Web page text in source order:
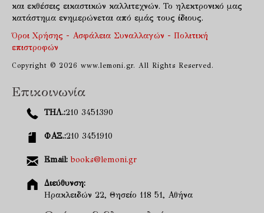
και εκθέσεις εικαστικών καλλιτεχνών. Το ηλεκτρονικό μας
κατάστημα ενημερώνεται από εμάς τους ίδιους.
Όροι Χρήσης - Ασφάλεια Συναλλαγών - Πολιτική
επιστροφών
Copyright © 2026 www.lemoni.gr. All Rights Reserved.
Επικοινωνία
ΤΗΛ.:210 3451390
ΦΑΞ.:210 3451910
Email: books@lemoni.gr
Διεύθυνση:
Ηρακλειδών 22, Θησείο 118 51, Αθήνα